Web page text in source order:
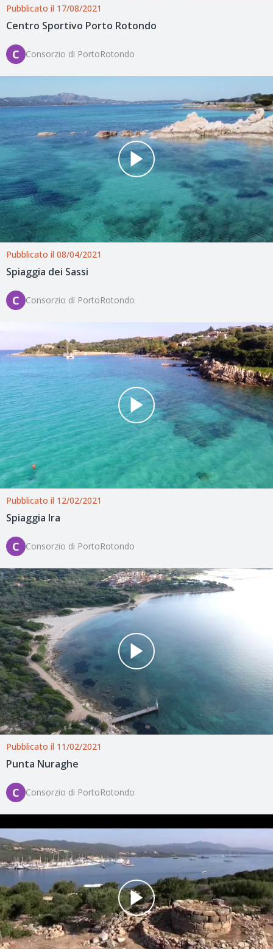
Pubblicato il 17/08/2021
Centro Sportivo Porto Rotondo
C Consorzio di PortoRotondo
Pubblicato il 08/04/2021
Spiaggia dei Sassi
C Consorzio di PortoRotondo
Pubblicato il 12/02/2021
Spiaggia Ira
C Consorzio di PortoRotondo
Pubblicato il 11/02/2021
Punta Nuraghe
C Consorzio di PortoRotondo